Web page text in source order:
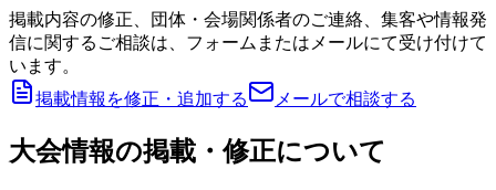
掲載内容の修正、団体・会場関係者のご連絡、集客や情報発
信に関するご相談は、フォームまたはメールにて受け付けて
います。
掲載情報を修正・追加する
メールで相談する
大会情報の掲載・修正について